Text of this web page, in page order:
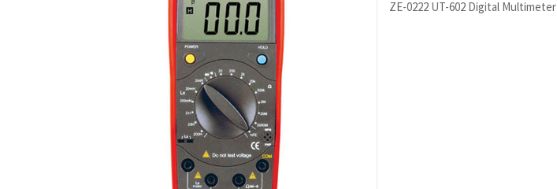
ZE-0222 UT-602 Digital Multimeter